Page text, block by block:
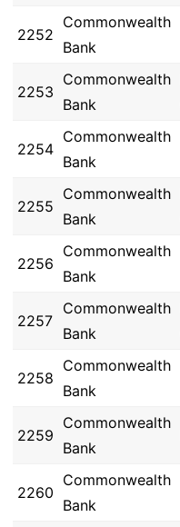
2252
Commonwealth
Bank
2253
Commonwealth
Bank
2254
Commonwealth
Bank
2255
Commonwealth
Bank
2256
Commonwealth
Bank
2257
Commonwealth
Bank
2258
Commonwealth
Bank
2259
Commonwealth
Bank
2260
Commonwealth
Bank